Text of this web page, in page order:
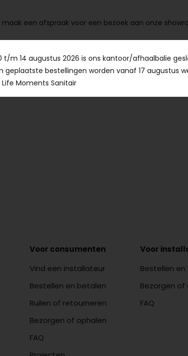
een afspraak voor een bezoek aan onze
Voor consumenten
Vind een installateur
Bestellen en betalen
Ruilen of retourneren
Bezorgen of ophalen
FAQ
Voor
Bestellen
Bezorgen of
FAQ
t/m 14 augustus 2026 is ons kantoor/afhaalbalie
geplaatste bestellingen worden vanaf 17 augustus
Moments Sanitair